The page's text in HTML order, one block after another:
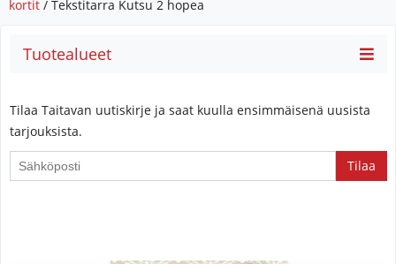
kortit / Tekstitarra Kutsu 2 hopea
Tuotealueet
Tilaa Taitavan uutiskirje ja saat kuulla ensimmäisenä uusista
tarjouksista.